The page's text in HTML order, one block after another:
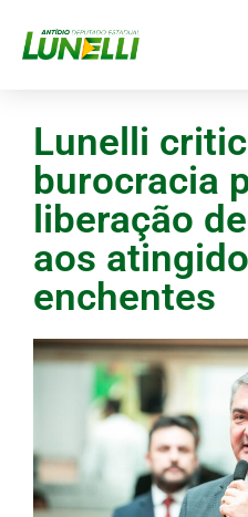
Lunelli
burocracia
liberação
aos
enchentes